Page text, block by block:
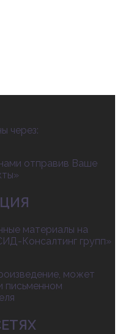
через:
отправив Ваше
материалы на
Консалтинг групп»
может
письменном